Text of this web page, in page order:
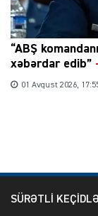
“ABŞ
xəbərdar edib”
01 Avqust 2026,
SÜRƏTLİ